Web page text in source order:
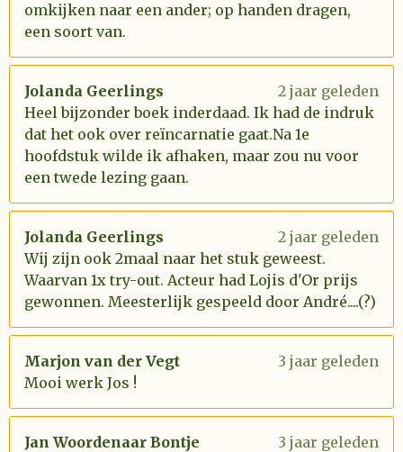
omkijken naar een ander; op handen dragen,
een soort van.
Jolanda Geerlings
2 jaar geleden
Heel bijzonder boek inderdaad. Ik had de indruk
dat het ook over reïncarnatie gaat.Na 1e
hoofdstuk wilde ik afhaken, maar zou nu voor
een twede lezing gaan.
Jolanda Geerlings
2 jaar geleden
Wij zijn ook 2maal naar het stuk geweest.
Waarvan 1x try-out. Acteur had Lojis d'Or prijs
gewonnen. Meesterlijk gespeeld door André....(?)
Marjon van der Vegt
3 jaar geleden
Mooi werk Jos !
Jan Woordenaar Bontje 3 jaar geleden